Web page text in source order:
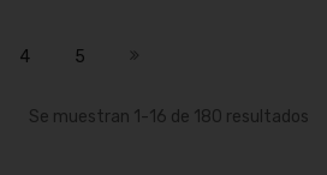
página
4 5
Se muestran 1 -16 de 180 resultados